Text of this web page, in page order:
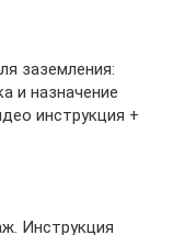
заземления:
и назначение
инструкция +
Инструкция